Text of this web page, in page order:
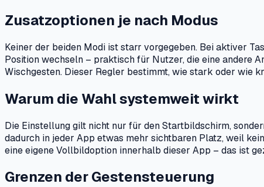
Zusatzoptionen je nach Modus
Keiner der beiden Modi ist starr vorgegeben. Bei aktiver
Position wechseln – praktisch für Nutzer, die eine andere
Wischgesten. Dieser Regler bestimmt, wie stark oder wie
Warum die Wahl systemweit wirkt
Die Einstellung gilt nicht nur für den Startbildschirm,
dadurch in jeder App etwas mehr sichtbaren Platz, weil
eine eigene Vollbildoption innerhalb dieser App – das ist
Grenzen der Gestensteuerung